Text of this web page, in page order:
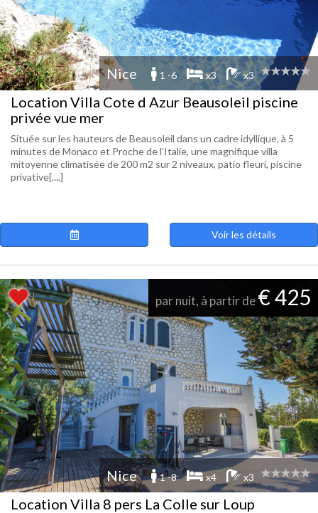
Nice 1 -6 x3 x3
Location Villa Cote d Azur Beausoleil piscine
privée vue mer
Située sur les hauteurs de Beausoleil dans un cadre idyllique, à 5
minutes de Monaco et Proche de l'Italie, une magnifique villa
mitoyenne climatisée de 200 m2 sur 2 niveaux, patio fleuri, piscine
privative[....]
Voir les détails
par nuit, à partir de€ 425
Nice 1 -8 x4 x3
Location Villa 8 pers La Colle sur Loup